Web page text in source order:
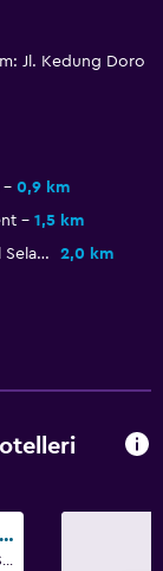
Jl. Kedung Doro
0,9 km
1,5 km
Monumen Kapal Selam
2,0 km
Novotel Samator Surabaya Timur